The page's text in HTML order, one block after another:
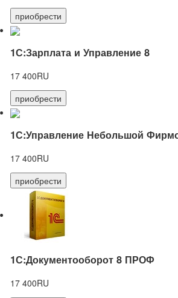
приобрести
1С:Зарплата и Управление 8
17 400RU
приобрести
1С:Управление Небольшой
17 400RU
приобрести
1С:Документооборот 8 ПРОФ
17 400RU